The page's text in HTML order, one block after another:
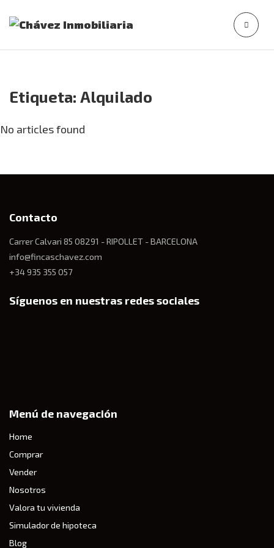
Etiqueta: Alquilado
No articles found
Contacto
Carrer Calvari 85 08291 - RIPOLLET - BARCELONA
info@fincaschavez.com
+34 935 355 057
Síguenos en nuestras redes sociales
Menú de navegación
Home
Comprar
Vender
Nosotros
Valora tu vivienda
Simulador de hipoteca
Blog